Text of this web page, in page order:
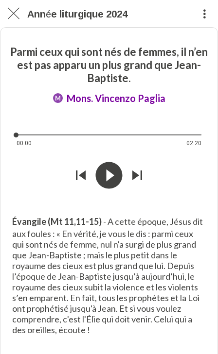
Année liturgique 2024
Parmi ceux qui sont nés de femmes, il n’en
est pas apparu un plus grand que Jean-
Baptiste.
M Mons. Vincenzo Paglia
00:00 02:20
Évangile (Mt 11,11-15)- A cette époque, Jésus dit
aux foules : « En vérité, je vous le dis : parmi ceux
qui sont nés de femme, nul n'a surgi de plus grand
que Jean-Baptiste ; mais le plus petit dans le
royaume des cieux est plus grand que lui. Depuis
l’époque de Jean-Baptiste jusqu’à aujourd’hui, le
royaume des cieux subit la violence et les violents
s’en emparent. En fait, tous les prophètes et la Loi
ont prophétisé jusqu'à Jean. Et si vous voulez
comprendre, c'est l'Élie qui doit venir. Celui qui a
des oreilles, écoute !